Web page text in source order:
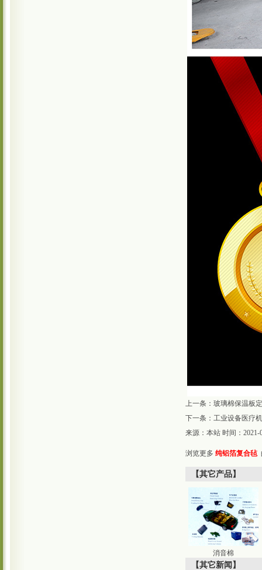
上一条： 玻璃棉保温板
下一条： 工业设备医疗
来源：本站 时间：2021-
浏览更多 纯铝箔复合毡
【其它产品】
消音棉
【其它新闻】